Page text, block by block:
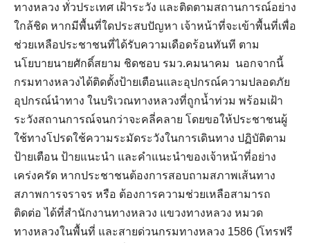
ทางหลวง ทั่วประเทศ เฝ้าระวัง และติดตามสถานการณ์อย่าง
ใกล้ชิด หากมีพื้นที่ใดประสบปัญหา เจ้าหน้าที่จะเข้าพื้นที่เพื่อ
ช่วยเหลือประชาชนที่ได้รับความเดือดร้อนทันที ตาม
นโยบายนายศักดิ์สยาม ชิดชอบ รมว.คมนาคม นอกจากนี้
กรมทางหลวงได้ติดตั้งป้ายเตือนและอุปกรณ์ความปลอดภัย
อุปกรณ์นำทาง ในบริเวณทางหลวงที่ถูกน้ำท่วม พร้อมเฝ้า
ระวังสถานการณ์จนกว่าจะคลี่คลาย โดยขอให้ประชาชนผู้
ใช้ทางโปรดใช้ความระมัดระวังในการเดินทาง ปฏิบัติตาม
ป้ายเตือน ป้ายแนะนำ และคำแนะนำของเจ้าหน้าที่อย่าง
เคร่งครัด หากประชาชนต้องการสอบถามสภาพเส้นทาง
สภาพการจราจร หรือ ต้องการความช่วยเหลือสามารถ
ติดต่อ ได้ที่สำนักงานทางหลวง แขวงทางหลวง หมวด
ทางหลวงในพื้นที่ และสายด่วนกรมทางหลวง 1586 (โทรฟรี